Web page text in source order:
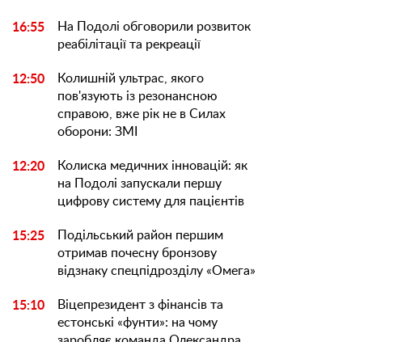
16:55
На Подолі обговорили розвиток
реабілітації та рекреації
12:50
Колишній ультрас, якого
пов'язують із резонансною
справою, вже рік не в Силах
оборони: ЗМІ
12:20
Колиска медичних інновацій: як
на Подолі запускали першу
цифрову систему для пацієнтів
15:25
Подільський район першим
отримав почесну бронзову
відзнаку спецпідрозділу «Омега»
15:10
Віцепрезидент з фінансів та
естонські «фунти»: на чому